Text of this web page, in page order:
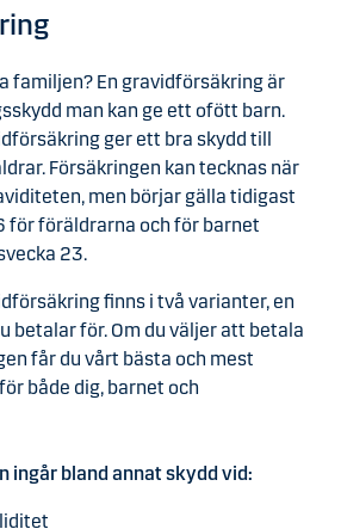
familjen? En gravidförsäkring är
man kan ge ett ofött barn.
ger ett bra skydd till
Försäkringen kan tecknas när
men börjar gälla tidigast
för föräldrarna och för barnet
23.
finns i två varianter, en
betalar för. Om du väljer att betala
får du vårt bästa och mest
både dig, barnet och
ingår bland annat skydd vid: